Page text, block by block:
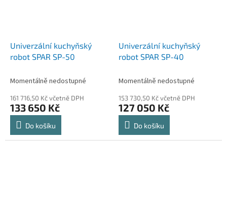
Univerzální kuchyňský
robot SPAR SP-50
Momentálně nedostupné
161 716,50 Kč včetně DPH
133 650 Kč
Do košíku
Univerzální kuchyňský
robot SPAR SP-40
Momentálně nedostupné
153 730,50 Kč včetně DPH
127 050 Kč
Do košíku